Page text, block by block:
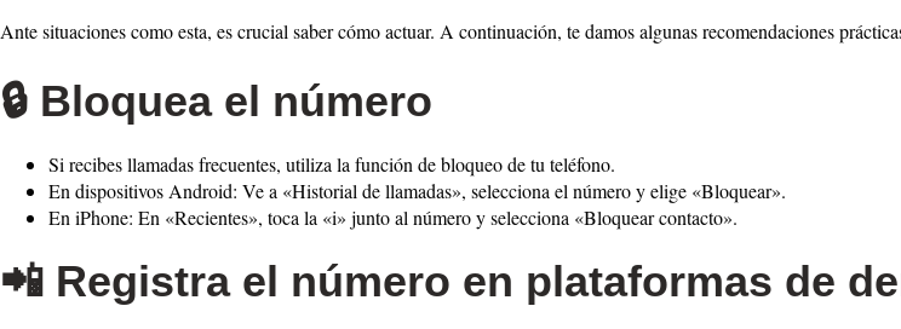
Ante situaciones como esta, es crucial saber cómo actuar. A continuación, te damos algunas recomendaciones
🔒 Bloquea el número
Si recibes llamadas frecuentes, utiliza la función de bloqueo de tu teléfono.
En dispositivos Android: Ve a «Historial de llamadas», selecciona el número y elige «Bloquear».
En iPhone: En «Recientes», toca la «i» junto al número y selecciona «Bloquear contacto».
📲 Registra el número en plataformas de